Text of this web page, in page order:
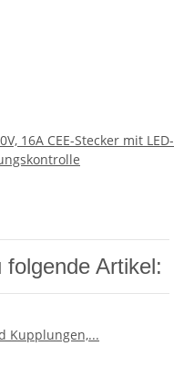
16A CEE-Stecker mit LED-
Artikel: